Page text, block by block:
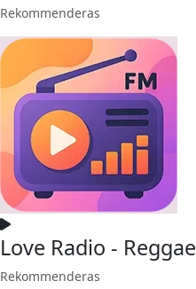
Rekommenderas
Love Radio - Reggae
Rekommenderas